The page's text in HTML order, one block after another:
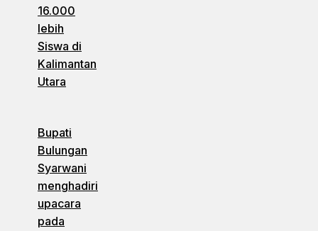
16.000
lebih
Siswa di
Kalimantan
Utara
Bupati
Bulungan
Syarwani
menghadiri
upacara
pada